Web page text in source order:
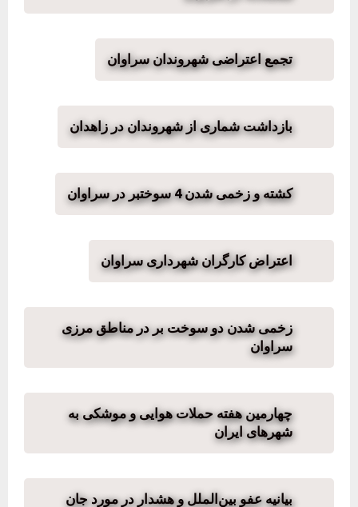
تجمع اعتراضی شهروندان سراوان
بازداشت شماری از شهروندان در زاهدان
کشته و زخمی شدن 4 سوختبر در سراوان
اعتراض کارگران شهرداری سراوان
زخمی شدن دو سوخت بر در مناطق مرزی
سراوان
چهارمین هفته حملات هوایی و موشکی به
شهرهای ایران
بیانیه عفو بین‌الملل و هشدار در مورد جان